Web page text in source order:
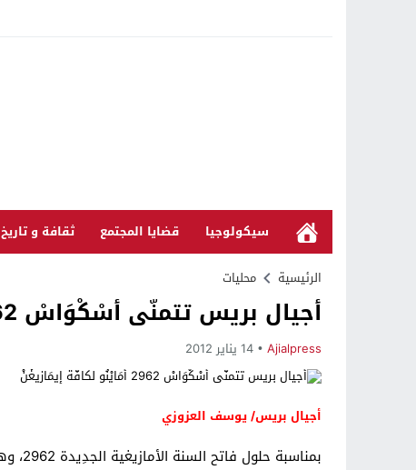
سيكولوجيا قضايا المجتمع ثقافة و تاريخ
الرئيسية محليات
أجيال بريس تتمنّى أسْكْوَاسْ 2962 أمَايْنُو لكافّة إِيمَازِيغْنْ
Ajialpress 14 يناير 2012
أجيال بريس/ يوسف العزوزي